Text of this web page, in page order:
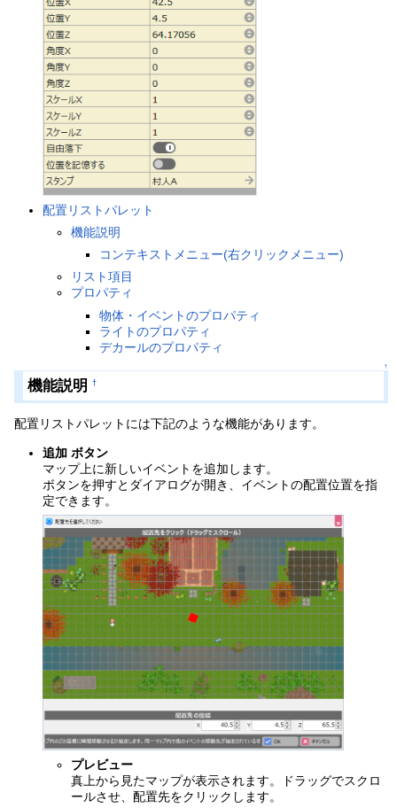
配置リストパレット
機能説明
コンテキストメニュー(右クリックメニュー)
リスト項目
プロパティ
物体・イベントのプロパティ
ライトのプロパティ
デカールのプロパティ
↑
機能説明 †
配置リストパレットには下記のような機能があります。
追加 ボタン
マップ上に新しいイベントを追加します。
ボタンを押すとダイアログが開き、イベントの配置位置を指
定できます。
プレビュー
真上から見たマップが表示されます。ドラッグでスクロ
ールさせ、配置先をクリックします。